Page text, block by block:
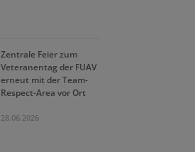
Zentrale Feier zum
Veteranentag der FUAV
erneut mit der Team-
Respect-Area vor Ort
28.06.2026